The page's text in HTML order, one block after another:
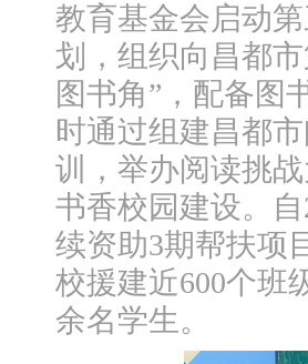
教育基金会启动
划，组织向昌都
图书角”，配备图
时通过组建昌都
训，举办阅读挑
书香校园建设。
续资助3期帮扶项
校援建近600个班
余名学生。